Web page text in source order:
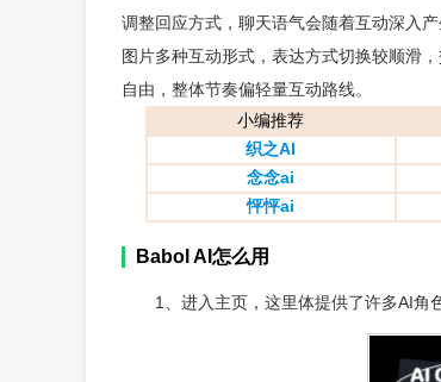
调整回应方式，聊天语气会随着互动深入
图片多种互动形式，表达方式切换较顺滑
自由，整体节奏偏轻量互动路线。
小编推荐
织之AI
念念ai
怦怦ai
Babol AI怎么用
1、进入主页，这里体提供了许多AI角